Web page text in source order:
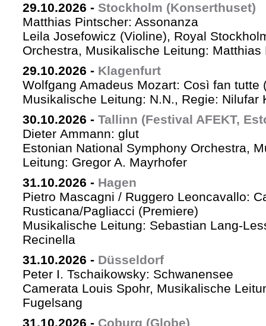
29.10.2026 - Stockholm (Konserthuset)
Matthias Pintscher: Assonanza
Leila Josefowicz (Violine), Royal
Orchestra, Musikalische Leitung: Matthias
29.10.2026 - Klagenfurt
Wolfgang Amadeus Mozart: Così fan tutte
Musikalische Leitung: N.N., Regie: Nilufar
30.10.2026 - Tallinn (Festival AFEKT,
Dieter Ammann: glut
Estonian National Symphony Orchestra,
Leitung: Gregor A. Mayrhofer
31.10.2026 - Hagen
Pietro Mascagni / Ruggero Leoncavallo:
Rusticana/Pagliacci (Premiere)
Musikalische Leitung: Sebastian Lang-
Recinella
31.10.2026 - Düsseldorf
Peter I. Tschaikowsky: Schwanensee
Camerata Louis Spohr, Musikalische
Fugelsang
31.10.2026 - Coburg (Globe)